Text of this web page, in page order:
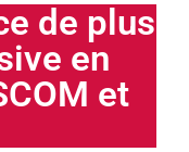
de plus
en
et